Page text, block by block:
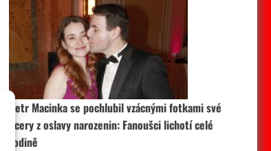
Petr Macinka se pochlubil vzácnými fotkami své
dcery z oslavy narozenin: Fanoušci lichotí celé
rodině